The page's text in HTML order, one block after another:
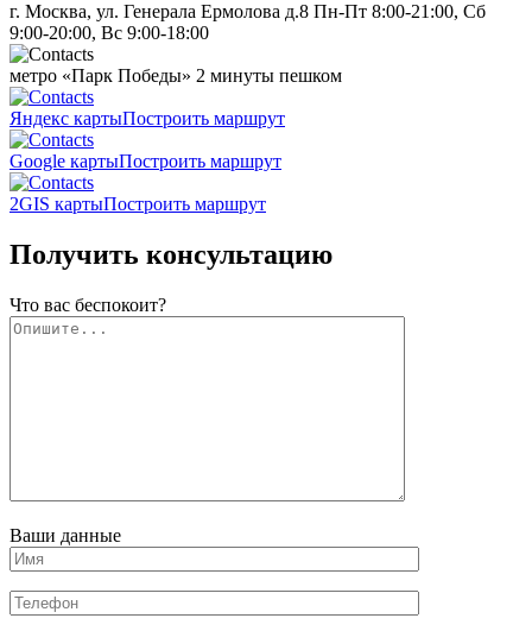
г. Москва, ул. Генерала Ермолова д.8 Пн-Пт 8:00-21:00, Сб
9:00-20:00, Вс 9:00-18:00
метро «Парк Победы» 2 минуты пешком
Яндекс картыПостроить маршрут
Google картыПостроить маршрут
2GIS картыПостроить маршрут
Получить консультацию
Что вас беспокоит?
Ваши данные